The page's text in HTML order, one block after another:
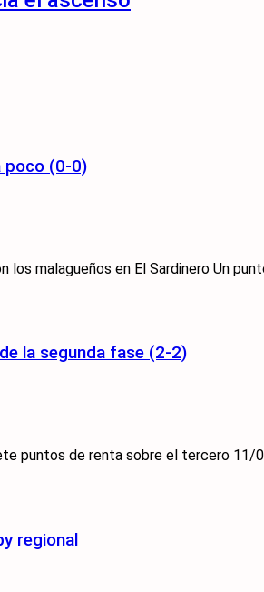
poco (0-0)
malagueños en El Sardinero Un
la segunda fase (2-2)
puntos de renta sobre el tercero 11/
regional